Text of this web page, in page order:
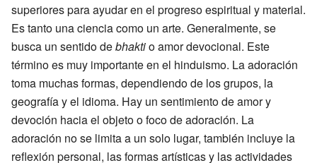
superiores para ayudar en el progreso espiritual y material.
Es tanto una ciencia como un arte. Generalmente, se
busca un sentido debhaktio amor devocional. Este
término es muy importante en el hinduismo. La adoración
toma muchas formas, dependiendo de los grupos, la
geografía y el idioma. Hay un sentimiento de amor y
devoción hacia el objeto o foco de adoración. La
adoración no se limita a un solo lugar, también incluye la
reflexión personal, las formas artísticas y las actividades